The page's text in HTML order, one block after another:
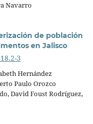
Navarro
de población
en Jalisco
3
Hernández
Paulo Orozco
David Foust Rodríguez,